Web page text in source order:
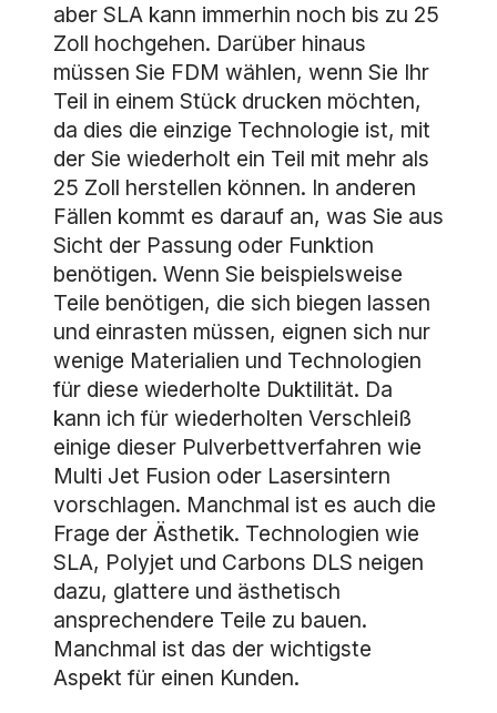
aber SLA kann immerhin noch bis zu 25
Zoll hochgehen. Darüber hinaus
müssen Sie FDM wählen, wenn Sie Ihr
Teil in einem Stück drucken möchten,
da dies die einzige Technologie ist, mit
der Sie wiederholt ein Teil mit mehr als
25 Zoll herstellen können. In anderen
Fällen kommt es darauf an, was Sie aus
Sicht der Passung oder Funktion
benötigen. Wenn Sie beispielsweise
Teile benötigen, die sich biegen lassen
und einrasten müssen, eignen sich nur
wenige Materialien und Technologien
für diese wiederholte Duktilität. Da
kann ich für wiederholten Verschleiß
einige dieser Pulverbettverfahren wie
Multi Jet Fusion oder Lasersintern
vorschlagen. Manchmal ist es auch die
Frage der Ästhetik. Technologien wie
SLA, Polyjet und Carbons DLS neigen
dazu, glattere und ästhetisch
ansprechendere Teile zu bauen.
Manchmal ist das der wichtigste
Aspekt für einen Kunden.